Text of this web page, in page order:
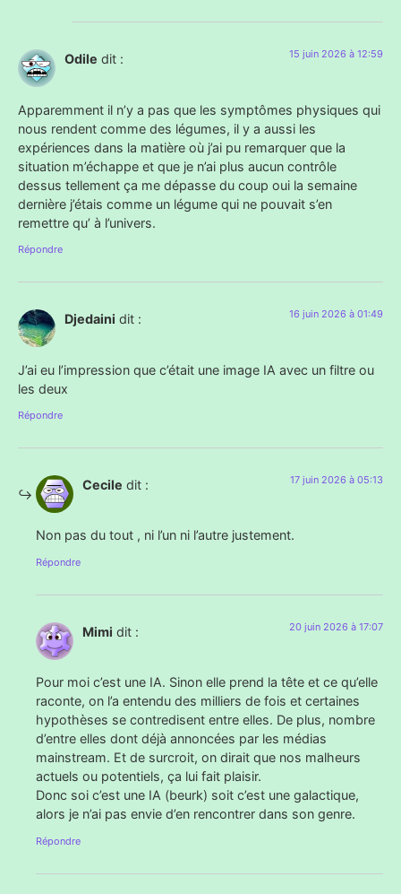
Odile dit : 15 juin 2026 à 12:59
Apparemment il n’y a pas que les symptômes physiques qui
nous rendent comme des légumes, il y a aussi les
expériences dans la matière où j’ai pu remarquer que la
situation m’échappe et que je n’ai plus aucun contrôle
dessus tellement ça me dépasse du coup oui la semaine
dernière j’étais comme un légume qui ne pouvait s’en
remettre qu’ à l’univers.
Répondre
Djedaini dit : 16 juin 2026 à 01:49
J’ai eu l’impression que c’était une image IA avec un filtre ou
les deux
Répondre
Cecile dit : 17 juin 2026 à 05:13
Non pas du tout , ni l’un ni l’autre justement.
Répondre
Mimi dit : 20 juin 2026 à 17:07
Pour moi c’est une IA. Sinon elle prend la tête et ce qu’elle
raconte, on l’a entendu des milliers de fois et certaines
hypothèses se contredisent entre elles. De plus, nombre
d’entre elles dont déjà annoncées par les médias
mainstream. Et de surcroit, on dirait que nos malheurs
actuels ou potentiels, ça lui fait plaisir.
Donc soi c’est une IA (beurk) soit c’est une galactique,
alors je n’ai pas envie d’en rencontrer dans son genre.
Répondre